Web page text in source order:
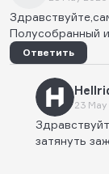
Полусобранный
Ответить
23
затянуть